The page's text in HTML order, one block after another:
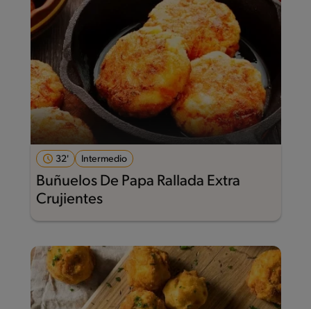
32' Intermedio
Buñuelos De Papa Rallada Extra
Crujientes